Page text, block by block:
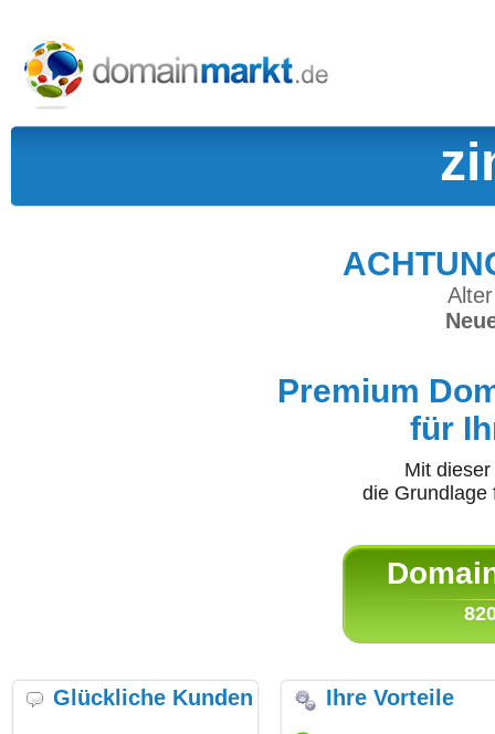
Premium
für
Mit
die
Glückliche Kunden Ihre Vorteile